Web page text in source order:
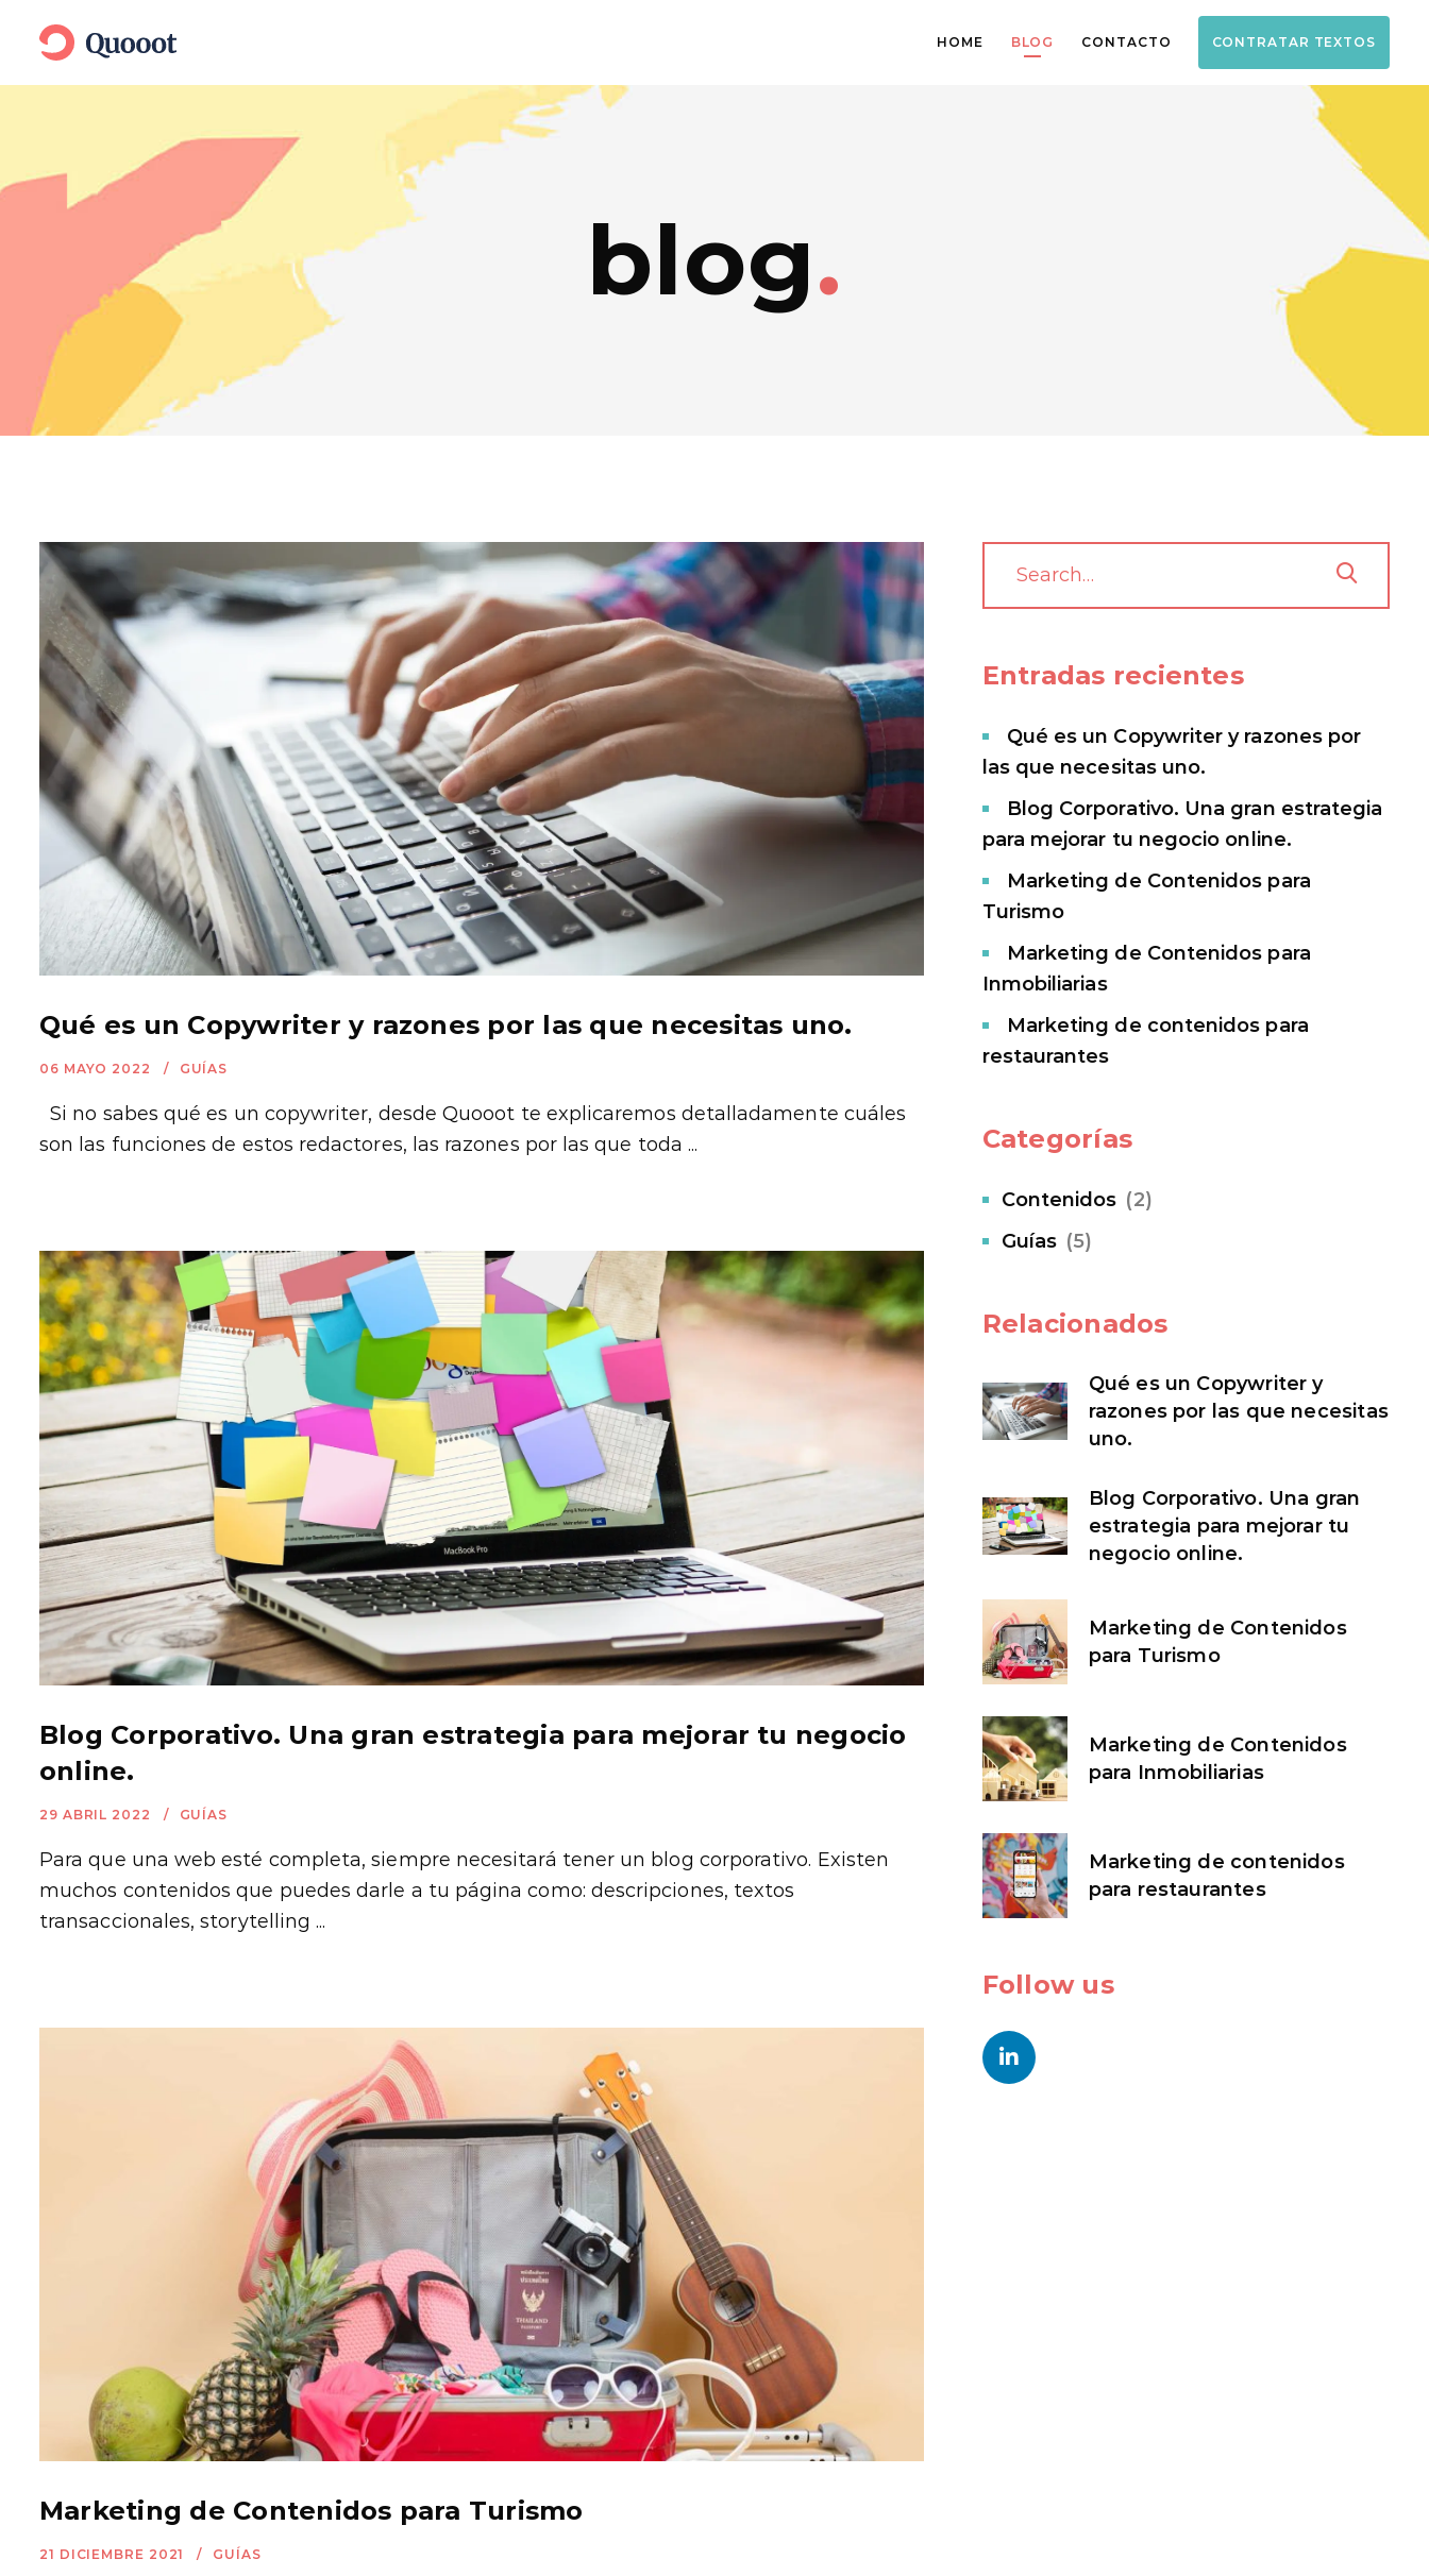
HOME BLOG CONTACTO CONTRATAR TEXTOS
blog.
Qué es un Copywriter y razones por las que necesitas uno.
06 MAYO 2022 GUÍAS
Si no sabes qué es un copywriter, desde Quooot te explicaremos detalladamente cuáles
son las funciones de estos redactores, las razones por las que toda ...
Blog Corporativo. Una gran estrategia para mejorar tu negocio
online.
29 ABRIL 2022 GUÍAS
Para que una web esté completa, siempre necesitará tener un blog corporativo. Existen
muchos contenidos que puedes darle a tu página como: descripciones, textos
transaccionales, storytelling ...
Marketing de Contenidos para Turismo
21 DICIEMBRE 2021 GUÍAS
Entradas recientes
Qué es un Copywriter y razones por
las que necesitas uno.
Blog Corporativo. Una gran estrategia
para mejorar tu negocio online.
Marketing de Contenidos para
Turismo
Marketing de Contenidos para
Inmobiliarias
Marketing de contenidos para
restaurantes
Categorías
Contenidos (2)
Guías (5)
Relacionados
Qué es un Copywriter y
razones por las que necesitas
uno.
Blog Corporativo. Una gran
estrategia para mejorar tu
negocio online.
Marketing de Contenidos
para Turismo
Marketing de Contenidos
para Inmobiliarias
Marketing de contenidos
para restaurantes
Follow us